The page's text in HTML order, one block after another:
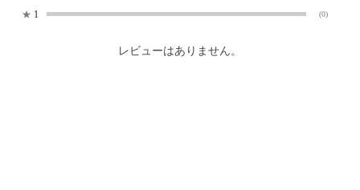
★ 1 (0)
レビューはありません。